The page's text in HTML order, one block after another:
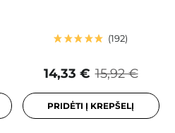
192
15,92 €
14,33 €
PRIDĖTI Į KREPŠELĮ